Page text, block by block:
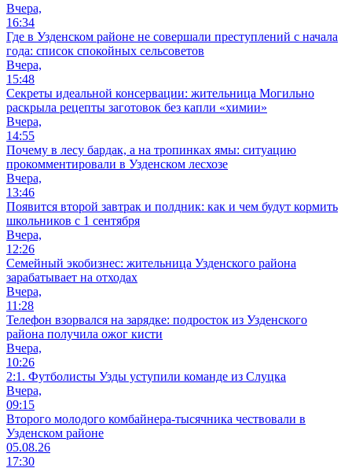
Вчера,
16:34
Где в Узденском районе не совершали преступлений с начала
года: список спокойных сельсоветов
Вчера,
15:48
Секреты идеальной консервации: жительница Могильно
раскрыла рецепты заготовок без капли «химии»
Вчера,
14:55
Почему в лесу бардак, а на тропинках ямы: ситуацию
прокомментировали в Узденском лесхозе
Вчера,
13:46
Появится второй завтрак и полдник: как и чем будут кормить
школьников с 1 сентября
Вчера,
12:26
Семейный экобизнес: жительница Узденского района
зарабатывает на отходах
Вчера,
11:28
Телефон взорвался на зарядке: подросток из Узденского
района получила ожог кисти
Вчера,
10:26
2:1. Футболисты Узды уступили команде из Слуцка
Вчера,
09:15
Второго молодого комбайнера-тысячника чествовали в
Узденском районе
05.08.26
17:30